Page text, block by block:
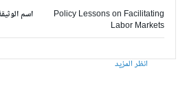
اسم الوثيقة
Policy Lessons on Facilitating
Labor Markets
انظر المزيد